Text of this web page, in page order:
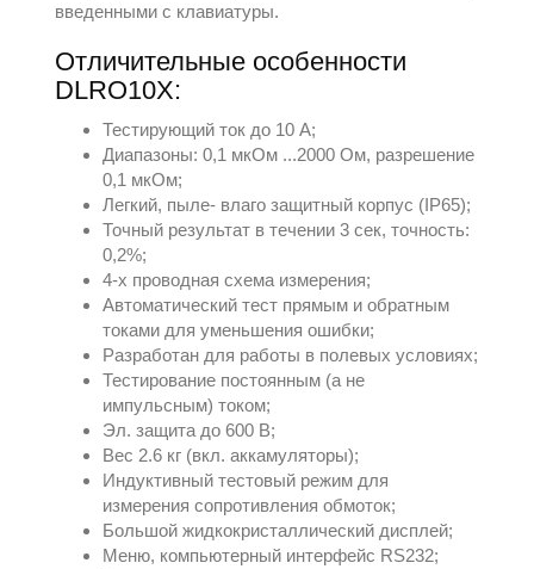
введенными с клавиатуры.
Отличительные особенности
DLRO10X:
Тестирующий ток до 10 A;
Диапазоны: 0,1 мкОм ...2000 Ом, разрешение
0,1 мкОм;
Легкий, пыле- влаго защитный корпус (IP65);
Точный результат в течении 3 сек, точность:
0,2%;
4-х проводная схема измерения;
Автоматический тест прямым и обратным
токами для уменьшения ошибки;
Разработан для работы в полевых условиях;
Тестирование постоянным (а не
импульсным) током;
Эл. защита до 600 В;
Вес 2.6 кг (вкл. аккамуляторы);
Индуктивный тестовый режим для
измерения сопротивления обмоток;
Большой жидкокристаллический дисплей;
Меню, компьютерный интерфейс RS232;